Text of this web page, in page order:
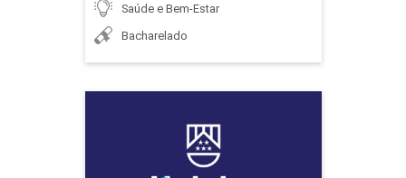
Saúde e Bem-Estar
Bacharelado
Detalhes do curso